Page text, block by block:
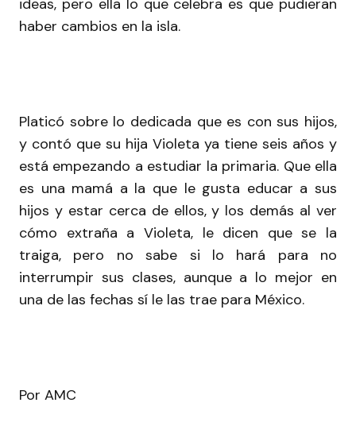
ideas, pero ella lo que celebra es que pudieran
haber cambios en la isla.
Platicó sobre lo dedicada que es con sus hijos,
y contó que su hija Violeta ya tiene seis años y
está empezando a estudiar la primaria. Que ella
es una mamá a la que le gusta educar a sus
hijos y estar cerca de ellos, y los demás al ver
cómo extraña a Violeta, le dicen que se la
traiga, pero no sabe si lo hará para no
interrumpir sus clases, aunque a lo mejor en
una de las fechas sí le las trae para México.
Por AMC